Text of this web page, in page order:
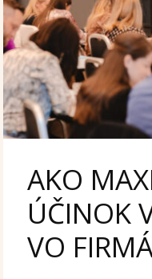
AKO
ÚČINOK
VO